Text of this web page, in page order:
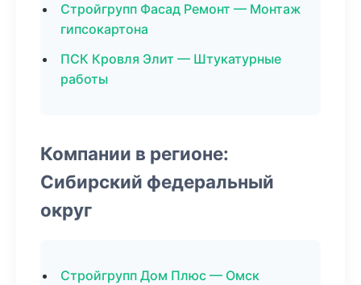
Стройгрупп Фасад Ремонт — Монтаж
гипсокартона
ПСК Кровля Элит — Штукатурные
работы
Компании в регионе:
Сибирский федеральный
округ
Стройгрупп Дом Плюс — Омск